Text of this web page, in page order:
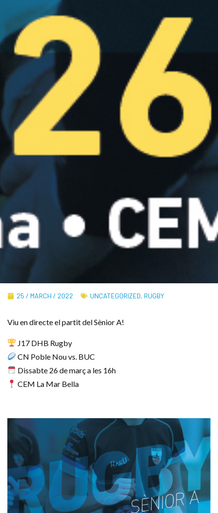
25 / MARCH / 2022 UNCATEGORIZED, RUGBY
Viu en directe el partit del Sènior A!
J17 DHB Rugby
CN Poble Nou vs. BUC
Dissabte 26 de març a les 16h
CEM La Mar Bella